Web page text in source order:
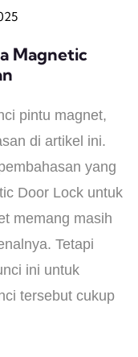
Magnetic
pintu magnet,
di artikel ini.
yang
Door Lock untuk
memang masih
Tetapi
ini untuk
tersebut cukup